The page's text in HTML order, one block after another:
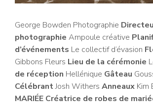
George Bowden Photographie
photographie Ampoule créative
d’événements Le collectif d’évasion
Gibbons Fleurs Lieu de la cérémonie
de réception Hellénique Gâteau
CélébrantJosh Withers Anneaux Kim
MARIÉE Créatrice de robes de